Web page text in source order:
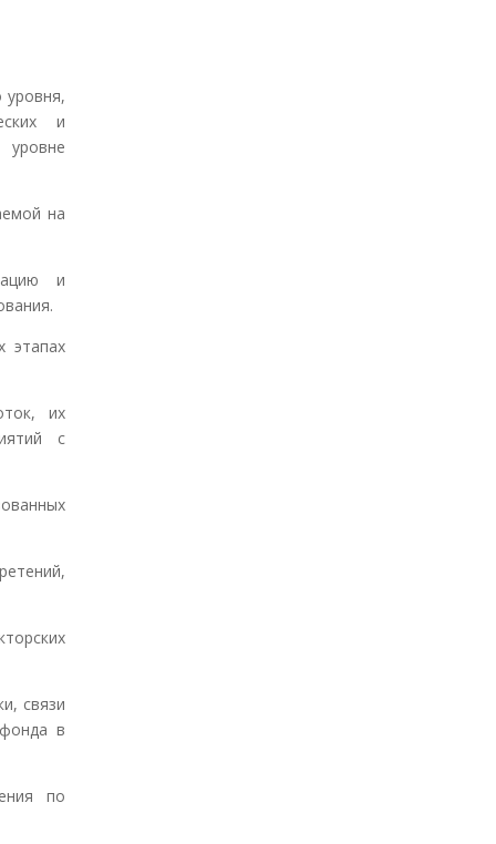
уровня,
и
уровне
на
и
этапах
их
с
связи
в
по